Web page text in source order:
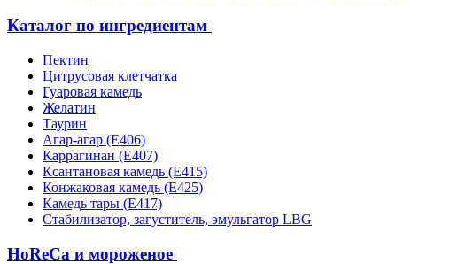
Каталог по ингредиентам
Пектин
Цитрусовая клетчатка
Гуаровая камедь
Желатин
Таурин
Агар-агар (Е406)
Каррагинан (Е407)
Ксантановая камедь (Е415)
Конжаковая камедь (Е425)
Камедь тары (Е417)
Стабилизатор, загуститель, эмульгатор LBG
HoReCa и мороженое